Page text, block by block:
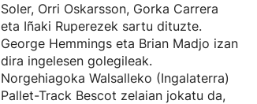
Soler, Orri Oskarsson, Gorka Carrera
eta Iñaki Ruperezek sartu dituzte.
George Hemmings eta Brian Madjo izan
dira ingelesen golegileak.
Norgehiagoka Walsalleko (Ingalaterra)
Pallet-Track Bescot zelaian jokatu da,